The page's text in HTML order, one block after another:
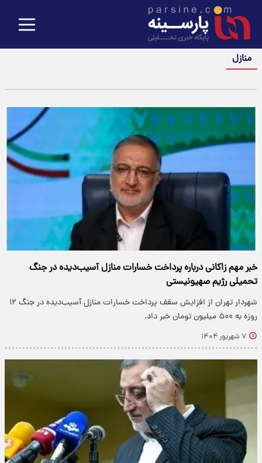
منازل
خبر مهم زاکانی درباره پرداخت خسارات منازل آسیب‌دیده در جنگ
تحمیلی رژیم صهیونیستی
شهردار تهران از افزایش سقف پرداخت خسارات منازل آسیب‌دیده در جنگ ۱۲
روزه به ۵۰۰ میلیون تومان خبر داد.
۷ شهریور ۱۴۰۴